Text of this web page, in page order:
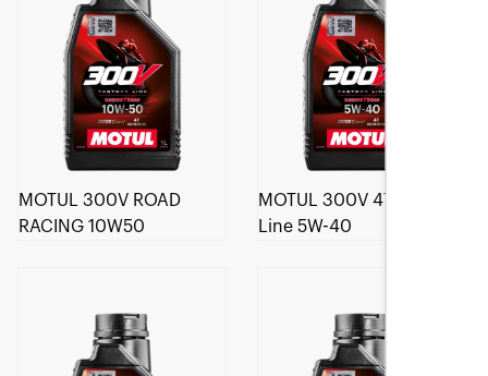
MOTUL 300V ROAD
RACING 10W50
MOTUL 300V 4T Factory
Line 5W-40